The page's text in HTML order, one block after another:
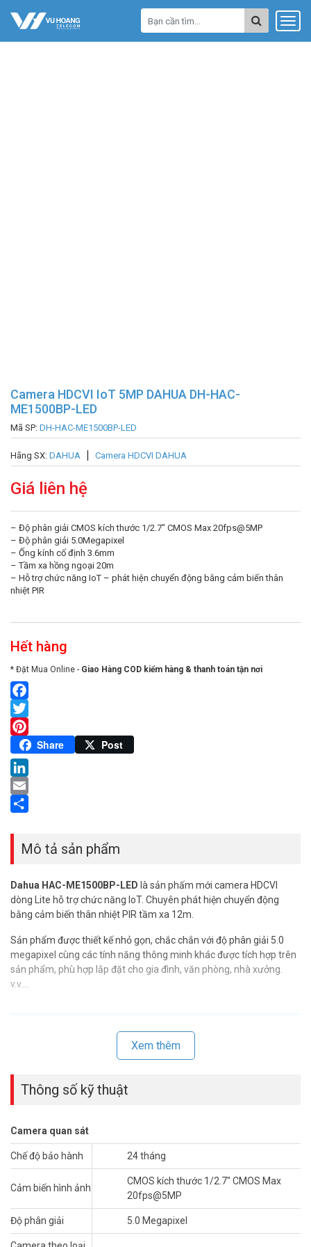
Camera HDCVI IoT 5MP DAHUA DH-HAC-
ME1500BP-LED
Mã SP: DH-HAC-ME1500BP-LED
Hãng SX: DAHUA Camera HDCVI DAHUA
Giá liên hệ
– Độ phân giải CMOS kích thước 1/2.7″ CMOS Max 20fps@5MP
– Độ phân giải 5.0Megapixel
– Ống kính cố định 3.6mm
– Tầm xa hồng ngoại 20m
– Hỗ trợ chức năng IoT – phát hiện chuyển động bằng cảm biến thân
nhiệt PIR
Hết hàng
* Đặt Mua Online - Giao Hàng COD kiểm hàng & thanh toán tận nơi
Facebook
Twitter
Pinterest
Share Post
LinkedIn
Email
Mô tả sản phẩm
Dahua HAC-ME1500BP-LED là sản phấm mới camera HDCVI
dòng Lite hỗ trợ chức năng IoT. Chuyên phát hiện chuyển động
bằng cảm biến thân nhiệt PIR tầm xa 12m.
Sản phẩm được thiết kế nhỏ gọn, chắc chắn với độ phân giải 5.0
megapixel cùng các tính năng thông minh khác được tích hợp trên
sản phẩm, phù hợp lắp đặt cho gia đình, văn phòng, nhà xưởng.
v.v….
Thông số kỹ thuật camera HDCVI IoT 5MP DAHUA HAC-
ME1500BP-LED
– Độ phân giải 5 Megapixel cảm biến CMOS kích thước 1/2.7″
Xem thêm
Thông số kỹ thuật
Camera quan sát
Chế độ bảo hành 24 tháng
Cảm biến hình ảnh
CMOS kích thước 1/2.7″ CMOS Max
20fps@5MP
Độ phân giải 5.0 Megapixel